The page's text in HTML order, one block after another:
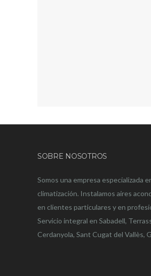
SOBRE NOSOTROS
Somos una empresa especializada
climatización. Instalamos aires
en clientes particulares y en
Servicio integral en Sabadell,
Cerdanyola, Sant Cugat del Vallès,